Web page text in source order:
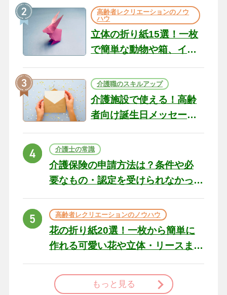
の現場から（22）
高齢者レクリエーションのノウ
ハウ
立体の折り紙15選！一枚
で簡単な動物や箱、イン
介護職のスキルアップ
介護施設で使える！高齢
者向け誕生日メッセージ
ト
介護士の常識
介護保険の申請方法は？条件や必
要なもの・認定を受けられなかっ
高齢者レクリエーションのノウハウ
花の折り紙20選！一枚から簡単に
作れる可愛い花や立体・リースま
もっと見る